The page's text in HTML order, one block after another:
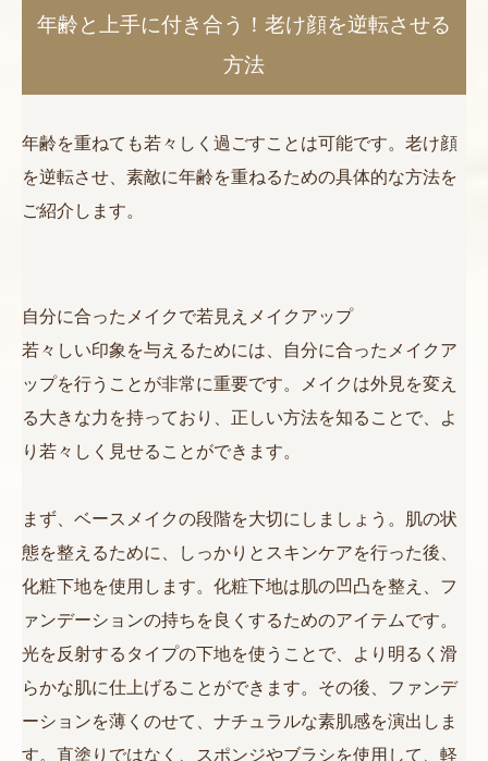
年齢と上手に付き合う！老け顔を逆転させる
方法
年齢を重ねても若々しく過ごすことは可能です。老け顔
を逆転させ、素敵に年齢を重ねるための具体的な方法を
ご紹介します。
自分に合ったメイクで若見えメイクアップ
若々しい印象を与えるためには、自分に合ったメイクア
ップを行うことが非常に重要です。メイクは外見を変え
る大きな力を持っており、正しい方法を知ることで、よ
り若々しく見せることができます。
まず、ベースメイクの段階を大切にしましょう。肌の状
態を整えるために、しっかりとスキンケアを行った後、
化粧下地を使用します。化粧下地は肌の凹凸を整え、フ
ァンデーションの持ちを良くするためのアイテムです。
光を反射するタイプの下地を使うことで、より明るく滑
らかな肌に仕上げることができます。その後、ファンデ
ーションを薄くのせて、ナチュラルな素肌感を演出しま
す。直塗りではなく、スポンジやブラシを使用して、軽